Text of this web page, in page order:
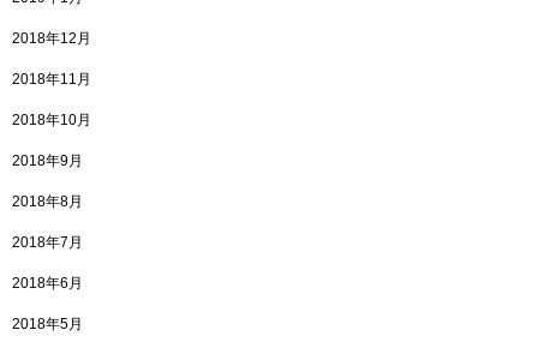
2018年12月
2018年11月
2018年10月
2018年9月
2018年8月
2018年7月
2018年6月
2018年5月